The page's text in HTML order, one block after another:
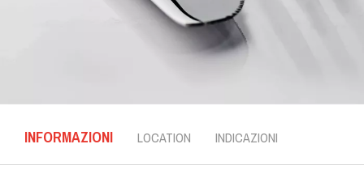
INFORMAZIONI LOCATION INDICAZIONI